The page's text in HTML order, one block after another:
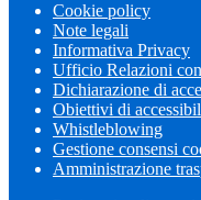
Cookie policy
Note legali
Informativa Privacy
Ufficio Relazioni
Dichiarazione di
Obiettivi di
Whistleblowing
Gestione consensi
Amministrazione